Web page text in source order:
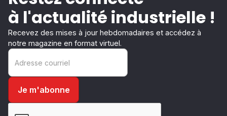
à l'actualité industrielle !
Recevez des mises à jour hebdomadaires et accédez à
notre magazine en format virtuel.